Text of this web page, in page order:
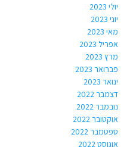
יולי 2023
יוני 2023
מאי 2023
אפריל 2023
מרץ 2023
פברואר 2023
ינואר 2023
דצמבר 2022
נובמבר 2022
אוקטובר 2022
ספטמבר 2022
אוגוסט 2022